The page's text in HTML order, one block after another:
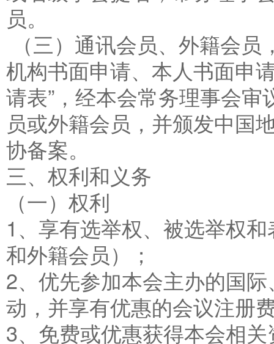
员。
（三）通讯会员、外籍会
机构书面申请、本人书面申
请表”，经本会常务理事会
员或外籍会员，并颁发中国
协备案。
三、权利和义务
（一）权利
1、享有选举权、被选举权
和外籍会员）；
2、优先参加本会主办的国
动，并享有优惠的会议注册
3、免费或优惠获得本会相